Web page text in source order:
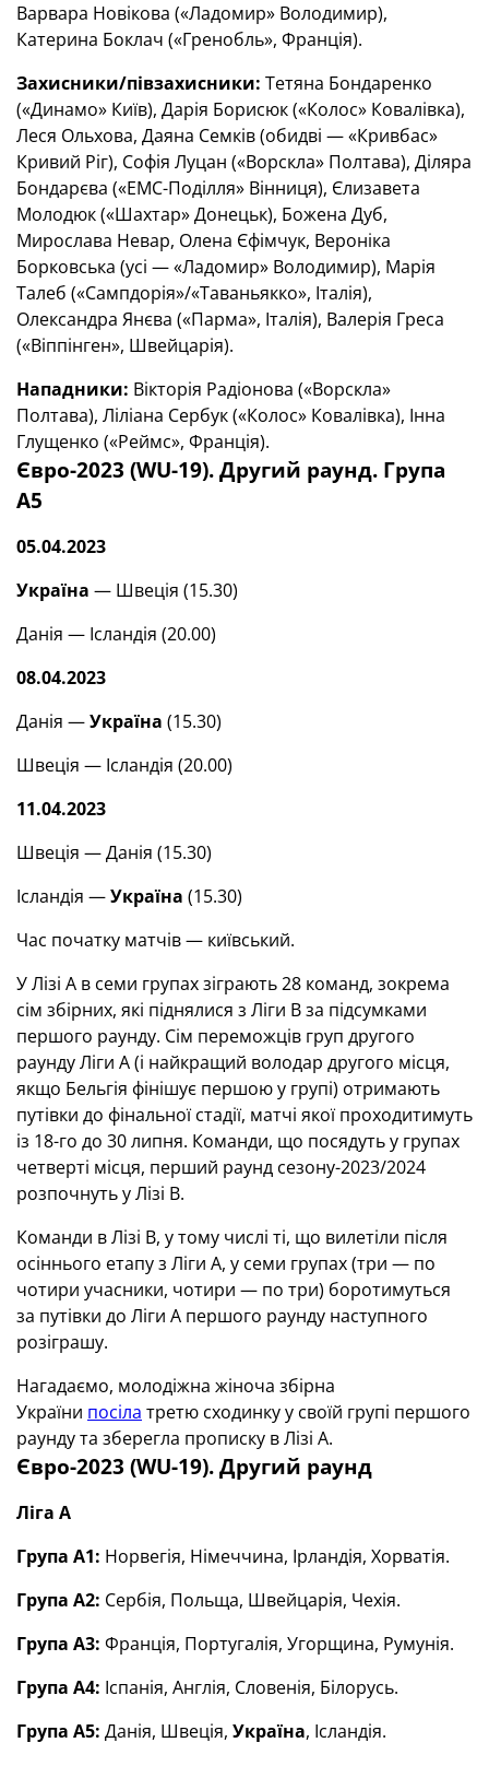
Варвара Новікова («Ладомир» Володимир),
Катерина Боклач («Гренобль», Франція).
Захисники/півзахисники: Тетяна Бондаренко
(«Динамо» Київ), Дарія Борисюк («Колос» Ковалівка),
Леся Ольхова, Даяна Семків (обидві — «Кривбас»
Кривий Ріг), Софія Луцан («Ворскла» Полтава), Діляра
Бондарєва («ЕМС-Поділля» Вінниця), Єлизавета
Молодюк («Шахтар» Донецьк), Божена Дуб,
Мирослава Невар, Олена Єфімчук, Вероніка
Борковська (усі — «Ладомир» Володимир), Марія
Талеб («Сампдорія»/«Таваньякко», Італія),
Олександра Янєва («Парма», Італія), Валерія Греса
(«Віппінген», Швейцарія).
Нападники: Вікторія Радіонова («Ворскла»
Полтава), Ліліана Сербук («Колос» Ковалівка), Інна
Глущенко («Реймс», Франція).
Євро-2023 (WU-19). Другий раунд. Група
А5
05.04.2023
Україна — Швеція (15.30)
Данія — Ісландія (20.00)
08.04.2023
Данія —Україна (15.30)
Швеція — Ісландія (20.00)
11.04.2023
Швеція — Данія (15.30)
Ісландія —Україна (15.30)
Час початку матчів — київський.
У Лізі А в семи групах зіграють 28 команд, зокрема
сім збірних, які піднялися з Ліги В за підсумками
першого раунду. Сім переможців груп другого
раунду Ліги А (і найкращий володар другого місця,
якщо Бельгія фінішує першою у групі) отримають
путівки до фінальної стадії, матчі якої проходитимуть
із 18-го до 30 липня. Команди, що посядуть у групах
четверті місця, перший раунд сезону-2023/2024
розпочнуть у Лізі В.
Команди в Лізі В, у тому числі ті, що вилетіли після
осіннього етапу з Ліги А, у семи групах (три — по
чотири учасники, чотири — по три) боротимуться
за путівки до Ліги А першого раунду наступного
розіграшу.
Нагадаємо, молодіжна жіноча збірна
України посіла третю сходинку у своїй групі першого
раунду та зберегла прописку в Лізі А.
Євро-2023 (WU-19). Другий раунд
Ліга А
Група А1: Норвегія, Німеччина, Ірландія, Хорватія.
Група А2: Сербія, Польща, Швейцарія, Чехія.
Група А3: Франція, Португалія, Угорщина, Румунія.
Група А4: Іспанія, Англія, Словенія, Білорусь.
Група А5: Данія, Швеція, Україна, Ісландія.